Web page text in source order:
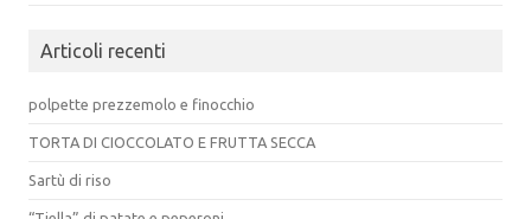
Articoli recenti
polpette prezzemolo e finocchio
TORTA DI CIOCCOLATO E FRUTTA SECCA
Sartù di riso